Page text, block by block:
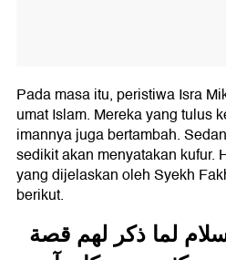
Pada masa itu, peristiwa Isra
umat Islam. Mereka yang tulus
imannya juga bertambah.
sedikit akan menyatakan kufur.
yang dijelaskan oleh Syekh
berikut.
لما ذكر لهم قصة